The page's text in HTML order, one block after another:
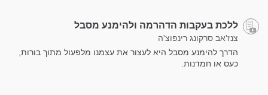
ללכת בעקבות הדהרמה ולהימנע מסבל
צנז'אב סרקונג רינפוצ'ה
הדרך להימנע מסבל היא לעצור את עצמנו מלפעול מתוך בורות,
כעס או חמדנות.